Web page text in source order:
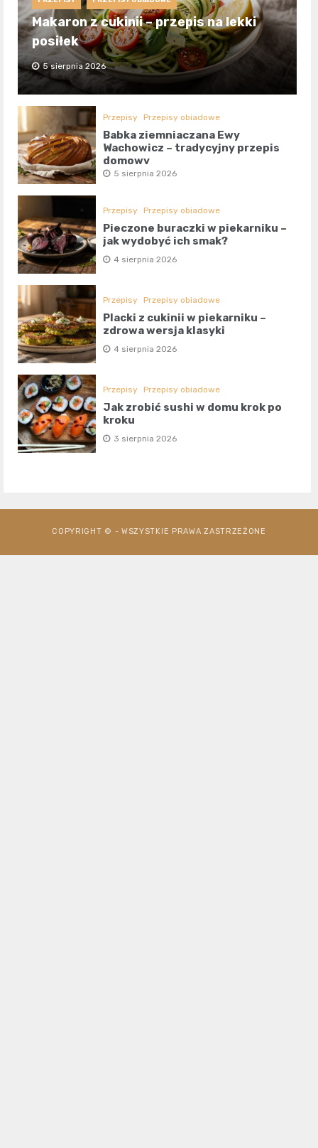
Makaron z cukinii – przepis na lekki
posiłek
5 sierpnia 2026
Przepisy Przepisy obiadowe
Babka ziemniaczana Ewy
Wachowicz – tradycyjny przepis
domowy
5 sierpnia 2026
Przepisy Przepisy obiadowe
Pieczone buraczki w piekarniku –
jak wydobyć ich smak?
4 sierpnia 2026
Przepisy Przepisy obiadowe
Placki z cukinii w piekarniku –
zdrowa wersja klasyki
4 sierpnia 2026
Przepisy Przepisy obiadowe
Jak zrobić sushi w domu krok po
kroku
3 sierpnia 2026
COPYRIGHT © - WSZYSTKIE PRAWA ZASTRZEŻONE